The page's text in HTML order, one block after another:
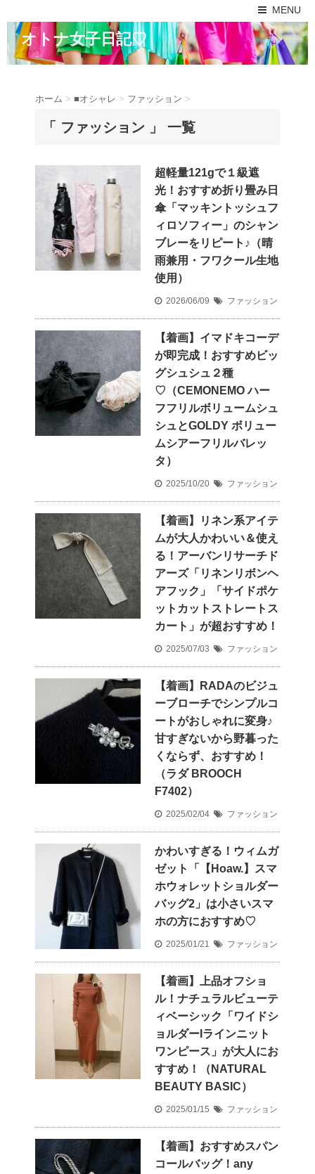
MENU
オトナ女子日記♡
ホーム > ■オシャレ > ファッション >
「 ファッション 」 一覧
超軽量121gで１級遮
光！おすすめ折り畳み日
傘「マッキントッシュフ
ィロソフィー」のシャン
ブレーをリピート♪（晴
雨兼用・フワクール生地
使用）
2026/06/09 ファッション
【着画】イマドキコーデ
が即完成！おすすめビッ
グシュシュ２種
♡（CEMONEMO ハー
フフリルボリュームシュ
シュとGOLDY ボリュー
ムシアーフリルバレッ
タ）
2025/10/20 ファッション
【着画】リネン系アイテ
ムが大人かわいい＆使え
る！アーバンリサーチド
アーズ「リネンリボンヘ
アフック」「サイドポケ
ットカットストレートス
カート」が超おすすめ！
2025/07/03 ファッション
【着画】RADAのビジュ
ーブローチでシンプルコ
ートがおしゃれに変身♪
甘すぎないから野暮った
くならず、おすすめ！
（ラダ BROOCH
F7402）
2025/02/04 ファッション
かわいすぎる！ウィムガ
ゼット「【Hoaw.】スマ
ホウォレットショルダー
バッグ2」は小さいスマ
ホの方におすすめ♡
2025/01/21 ファッション
【着画】上品オフショ
ル！ナチュラルビューテ
ィベーシック「ワイドシ
ョルダーIラインニット
ワンピース」が大人にお
すすめ！（NATURAL
BEAUTY BASIC）
2025/01/15 ファッション
【着画】おすすめスパン
コールバッグ！any